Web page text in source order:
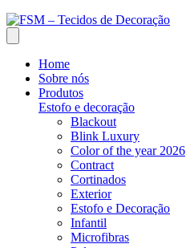
Home
Sobre nós
Produtos
Estofo e decoração
Blackout
Blink Luxury
Color of the year 2026
Contract
Cortinados
Exterior
Estofo e Decoração
Infantil
Microfibras